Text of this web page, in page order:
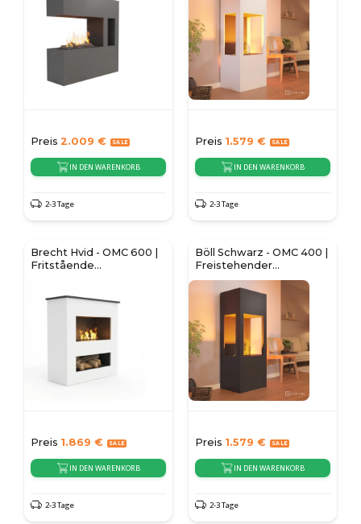
Preis 2.009 €
IN DEN WARENKORB
2-3 Tage
Preis 1.579 €
IN DEN WARENKORB
2-3 Tage
Brecht Hvid - OMC 600 |
Fritstående
Preis 1.869 €
IN DEN WARENKORB
2-3 Tage
Böll Schwarz - OMC 400 |
Freistehender
Wassernebel-Kamin
Preis 1.579 €
IN DEN WARENKORB
2-3 Tage